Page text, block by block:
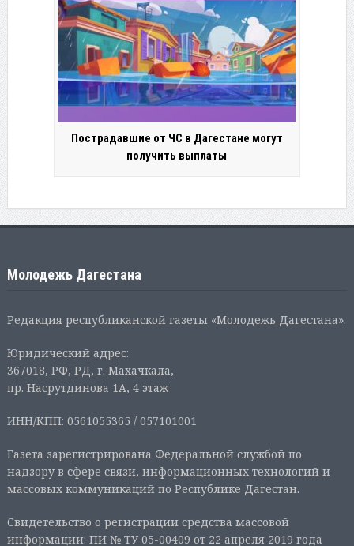
Пострадавшие от ЧС в Дагестане могут
получить выплаты
Молодежь Дагестана
Редакция республиканской газеты «Молодежь Дагестана».
Юридический адрес:
367018, РФ, РД, г. Махачкала,
пр. Насрутдинова 1А, 4 этаж
ИНН/КПП: 0561055365 / 057101001
Газета зарегистрирована Федеральной службой по
надзору в сфере связи, информационных технологий и
массовых коммуникаций по Республике Дагестан.
Свидетельство о регистрации средства массовой
информации: ПИ № ТУ 05-00409 от 22 апреля 2019 года